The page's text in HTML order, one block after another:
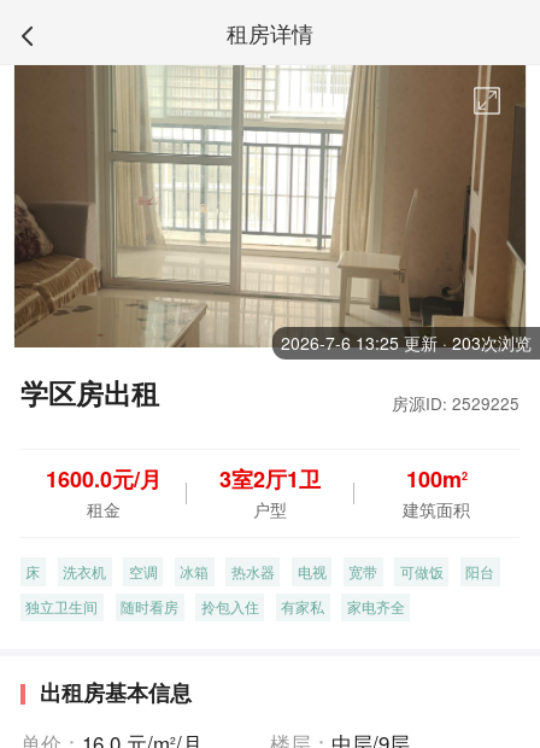
租房详情
学区房出租 房源ID: 2529225
1600.0元/月
租金
3室2厅1卫
户型
100m2
建筑面积
床 洗衣机 空调 冰箱 热水器 电视 宽带 可做饭
阳台
独立卫生间
随时看房 拎包入住 有家私 家电齐全
2026-7-6 13:25 更新 · 203次浏览
出租房基本信息
2